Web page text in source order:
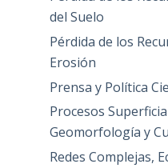
del Suelo
Pérdida de los
Erosión
Prensa y Política
Procesos
Geomorfología y
Redes Complejas,